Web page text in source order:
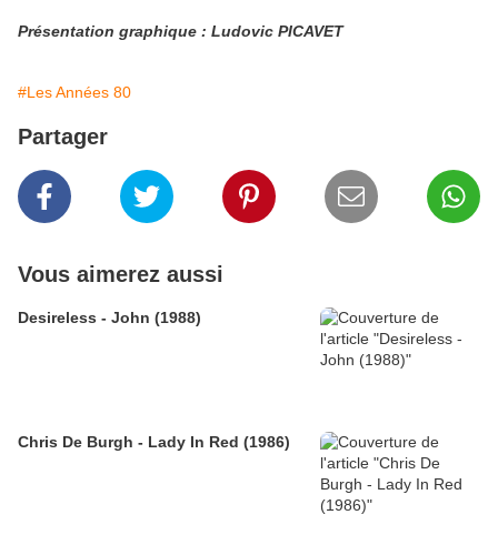
Présentation graphique : Ludovic PICAVET
#Les Années 80
Partager
Vous aimerez aussi
Desireless - John (1988)
Chris De Burgh - Lady In Red (1986)